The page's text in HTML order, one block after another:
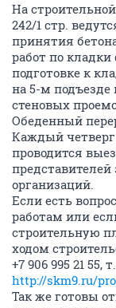
На
242/1 стр.
принятия
работ по
подготовке к
на 5-м подъезде
стеновых
Обеденный
Каждый
проводится
организаций.
Если есть
работам или
строительную
ходом
+7 906 995 21 55,
http://skm9.ru/
Так же готовы